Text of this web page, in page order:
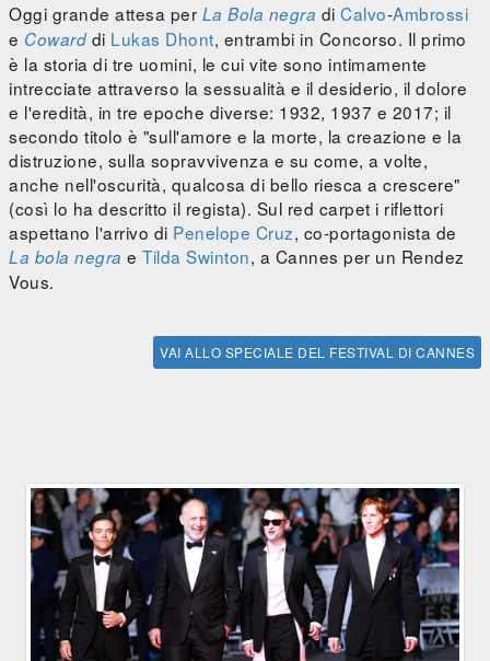
Oggi grande attesa per La Bola negra di Calvo-Ambrossi
e Cowarddi Lukas Dhont, entrambi in Concorso. Il primo
è la storia di tre uomini, le cui vite sono intimamente
intrecciate attraverso la sessualità e il desiderio, il dolore
e l'eredità, in tre epoche diverse: 1932, 1937 e 2017; il
secondo titolo è "sull'amore e la morte, la creazione e la
distruzione, sulla sopravvivenza e su come, a volte,
anche nell'oscurità, qualcosa di bello riesca a crescere"
(così lo ha descritto il regista). Sul red carpet i riflettori
aspettano l'arrivo di Penelope Cruz, co-portagonista de
La bola negra e Tilda Swinton, a Cannes per un Rendez
Vous.
VAI ALLO SPECIALE DEL FESTIVAL DI CANNES